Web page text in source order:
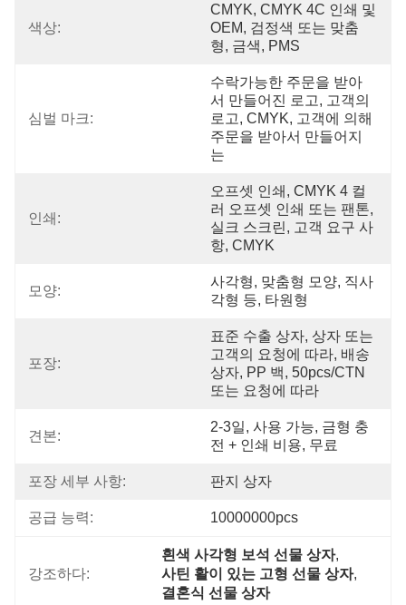
색상:
CMYK, CMYK 4C 인쇄 및
OEM, 검정색 또는 맞춤
형, 금색, PMS
심벌 마크:
수락가능한 주문을 받아
서 만들어진 로고, 고객의
로고, CMYK, 고객에 의해
주문을 받아서 만들어지
는
인쇄:
오프셋 인쇄, CMYK 4 컬
러 오프셋 인쇄 또는 팬톤,
실크 스크린, 고객 요구 사
항, CMYK
모양:
사각형, 맞춤형 모양, 직사
각형 등, 타원형
포장:
표준 수출 상자, 상자 또는
고객의 요청에 따라, 배송
상자, PP 백, 50pcs/CTN
또는 요청에 따라
견본:
2-3일, 사용 가능, 금형 충
전 + 인쇄 비용, 무료
포장 세부 사항: 판지 상자
공급 능력: 10000000pcs
강조하다:
흰색 사각형 보석 선물 상자,
사틴 활이 있는 고형 선물 상자,
결혼식 선물 상자